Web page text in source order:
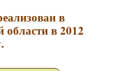
в
в 2012